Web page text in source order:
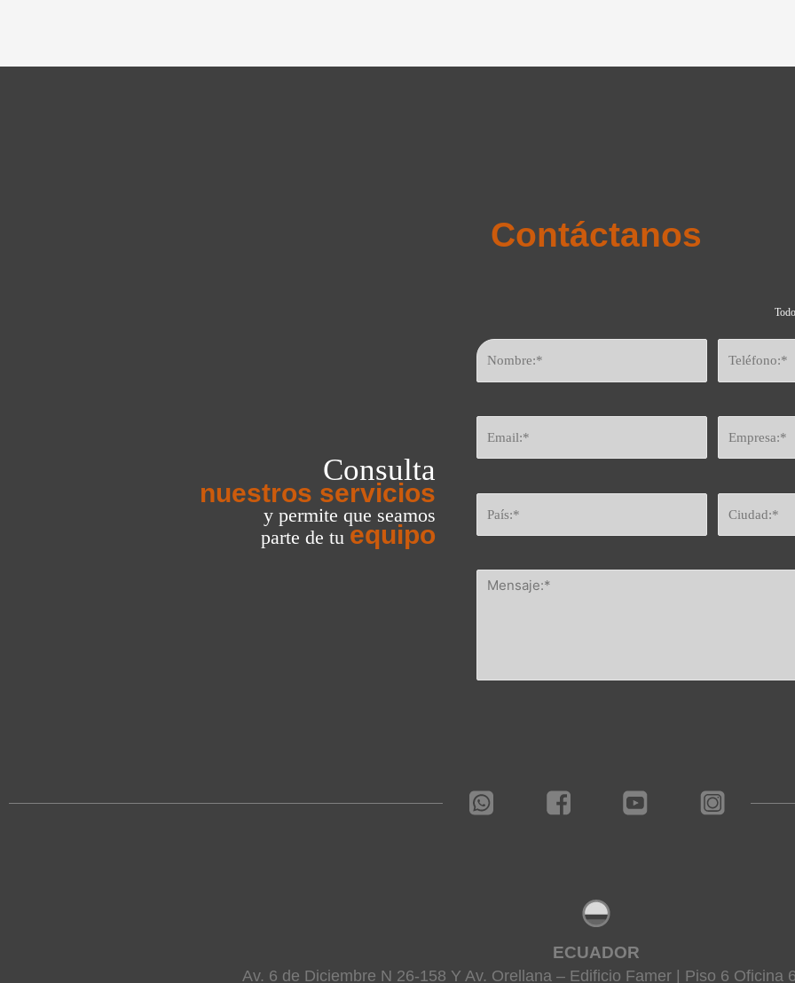
Contáctanos
Consulta
nuestros servicios
y permite que seamos
parte de tu equipo
ECUADOR
Av. 6 de Diciembre N 26-158 Y Av. Orellana – Edificio Famer | Piso 6 Oficina